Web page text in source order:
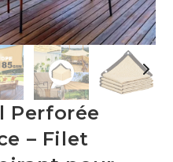
Perforée
– Filet